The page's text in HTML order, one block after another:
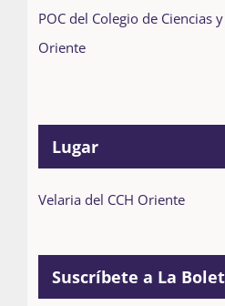
POC del Colegio de Ciencias
Oriente
Lugar
Velaria del CCH Oriente
Suscríbete a La